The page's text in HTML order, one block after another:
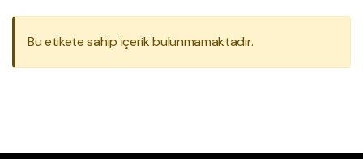
Bu etikete sahip içerik bulunmamaktadır.